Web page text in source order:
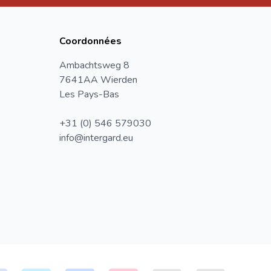
Coordonnées
Ambachtsweg 8
7641AA Wierden
Les Pays-Bas
+31 (0) 546 579030
info@intergard.eu